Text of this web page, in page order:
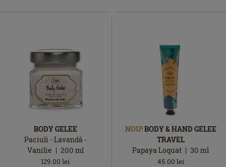
BODY GELEE
Paciuli - Lavandă -
Vanilie
200 ml
129.00 lei
NOU!BODY & HAND GELEE
TRAVEL
Papaya Loquat
30ml
45.00 lei